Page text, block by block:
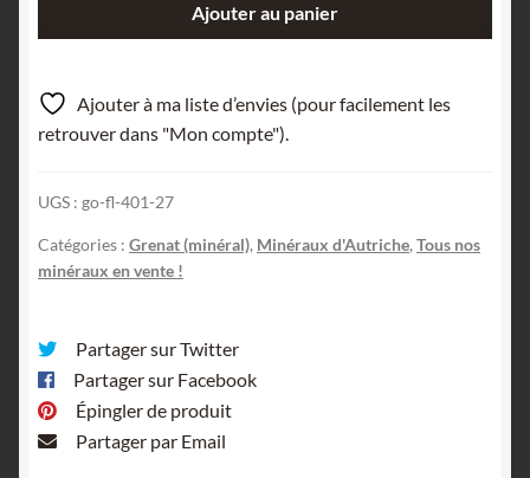
almandin,
Ötztal,
Autriche.
Ajouter au panier
Ajouter à ma liste d’envies (pour facilement les
retrouver dans "Mon compte").
UGS : go-fl-401-27
Catégories : Grenat (minéral), Minéraux d'Autriche, Tous nos
minéraux en vente !
Partager sur Twitter
Partager sur Facebook
Épingler de produit
Partager par Email